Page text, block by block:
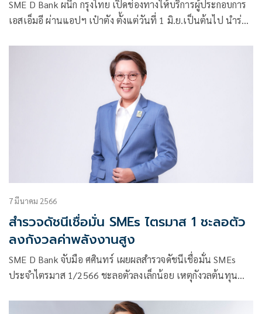
SME D Bank ผนึก กรุงไทย เปิดช่องทางให้บริการผู้ประกอบการ
เอสเอ็มอี ผ่านแอปฯ เป๋าตัง ตั้งแต่วันที่ 1 มิ.ย.เป็นต้นไป นำร่อง
7 มีนาคม 2566
สำรวจดัชนีเชื่อมั่น SMEs ไตรมาส 1 ชะลอตัว
ลงกังวลค่าพลังงานสูง
SME D Bank จับมือ ศศินทร์ เผยผลสำรวจดัชนีเชื่อมั่น SMEs
ประจำไตรมาส 1/2566 ชะลอตัวลงเล็กน้อย เหตุกังวลต้นทุน
มั่นยังคงอยู่ในระดับสูง จากแรงส่งภาคท่องเที่ยวคึกคัก ระบุอยาก